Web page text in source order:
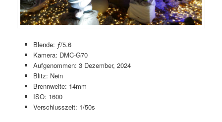
Blende: ƒ/5.6
Kamera: DMC-G70
Aufgenommen: 3 Dezember, 2024
Blitz: Nein
Brennweite: 14mm
ISO: 1600
Verschlusszeit: 1/50s